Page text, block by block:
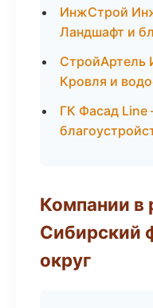
ИнжСтрой
Ландшафт и
СтройАртель
Кровля и
ГК Фасад
Компании в
Сибирский
округ